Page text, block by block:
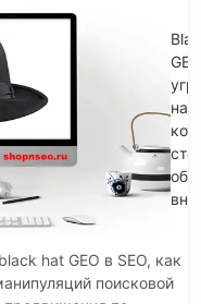
на
hat GEO в SEO, как
поисковой